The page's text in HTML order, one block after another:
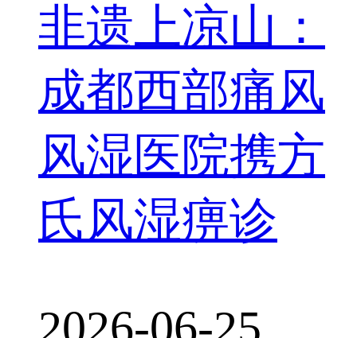
非遗上凉山：
成都西部痛风
风湿医院携方
氏风湿痹诊